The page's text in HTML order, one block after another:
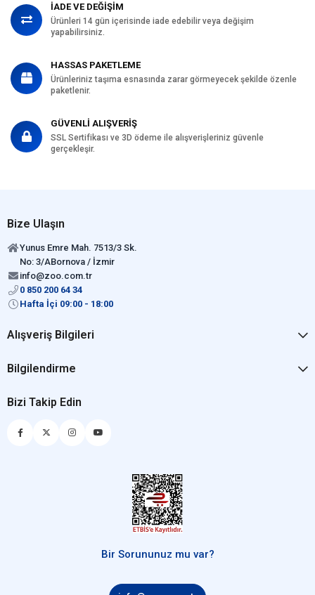
İADE VE DEĞİŞİM
Ürünleri 14 gün içerisinde iade edebilir veya değişim
yapabilirsiniz.
HASSAS PAKETLEME
Ürünleriniz taşıma esnasında zarar görmeyecek şekilde özenle
paketlenir.
GÜVENLİ ALIŞVERİŞ
SSL Sertifikası ve 3D ödeme ile alışverişleriniz güvenle
gerçekleşir.
Bize Ulaşın
Yunus Emre Mah. 7513/3 Sk.
No: 3/ABornova / İzmir
info@zoo.com.tr
0 850 200 64 34
Hafta İçi 09:00 - 18:00
Alışveriş Bilgileri
Bilgilendirme
Bizi Takip Edin
Bir Sorununuz mu var?